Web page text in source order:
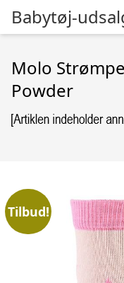
Babytøj-
Molo
Powder
Tilbud!